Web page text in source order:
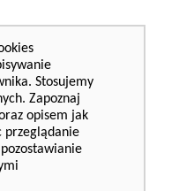
Stosujemy
Zapoznaj
opisem jak
przeglądanie